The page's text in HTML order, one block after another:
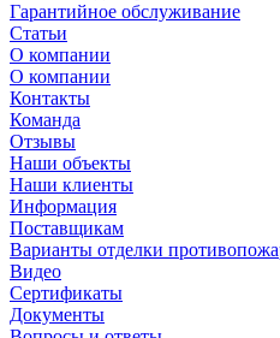
Гарантийное обслуживание
Статьи
О компании
О компании
Контакты
Команда
Отзывы
Наши объекты
Наши клиенты
Информация
Поставщикам
Варианты отделки
Видео
Сертификаты
Документы